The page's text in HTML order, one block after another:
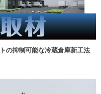
の抑制可能な冷蔵倉庫新工法